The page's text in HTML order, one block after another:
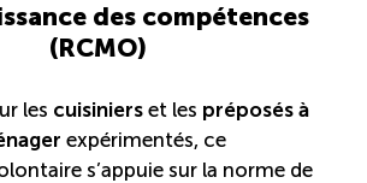
des compétences
(RCMO)
les cuisiniers et les préposés à
expérimentés, ce
s’appuie sur la norme de